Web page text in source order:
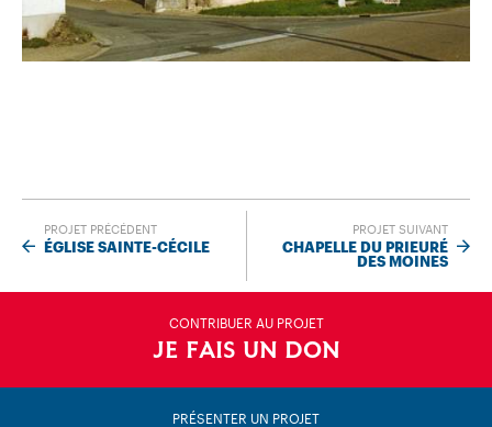
PROJET PRÉCÉDENT
ÉGLISE SAINTE-CÉCILE
PROJET SUIVANT
CHAPELLE DU PRIEURÉ
DES MOINES
CONTRIBUER AU PROJET
JE FAIS UN DON
PRÉSENTER UN PROJET